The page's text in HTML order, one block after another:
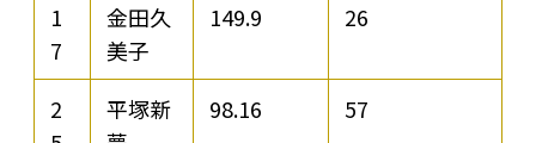
1
7
金田久
美子
149.9 26
2
平塚新
98.16 57